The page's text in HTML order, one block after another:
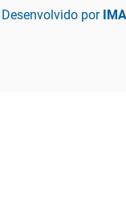
Desenvolvido por